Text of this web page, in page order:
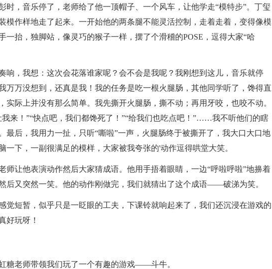
时，音乐停了，老师给了他一顶帽子、一个风车，让他学走“模特步”。丁玺
模作样地走了起来。一开始他的两条腿不能灵活控制，走着走着，变得像模
一抬，独脚站，像灵巧的猴子一样，摆了个滑稽的POSE，逗得大家“哈
，我想：这次会花落谁家呢？会不会是我呢？我刚想到这儿，音乐就停
万万没想到，还真是我！我的任务是吃一根火腿肠，其他同学听了，馋得直
实际上并没有那么简单。我先撕开火腿肠，撕不动；再用牙咬，也咬不动。
我来！”“快点吧，我们都馋死了！”“给我们也吃点吧！”……我不听他们的瞎
最后，我用力一扯，只听“嘶啦”一声，火腿肠终于被撕开了，我大口大口地
一下，一副很满足的模样，大家被我夸张的'动作逗得哄堂大笑。
让他表演动作然后大家猜成语。他用手捂着眼睛，一边“呼啦呼啦”地擤着
后又突然一笑。他的动作刚做完，我们就猜出了这个成语——破涕为笑。
短暂，似乎只是一眨眼的工夫，下课铃就响起来了，我们还沉浸在游戏的
好玩呀！
老师带领我们玩了一个有趣的游戏——斗牛。